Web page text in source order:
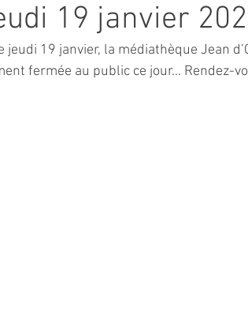
TOURISME ARCHIVES ET PATRIMOINE
SENIORS
19 janvier
19 janvier, la médiathèque Jean
fermée au public ce jour… Rendez-